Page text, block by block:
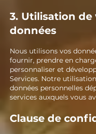
3. Utilisation de
données
Nous utilisons vos
fournir, prendre en
personnaliser et
Services. Notre
données personnelles
services auxquels vous
Clause de